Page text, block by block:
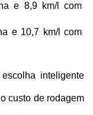
e 8,9 km/l com
e 10,7 km/l com
inteligente
custo de rodagem